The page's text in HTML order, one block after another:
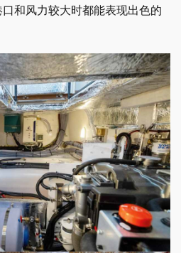
和风力较大时都能表现出色的